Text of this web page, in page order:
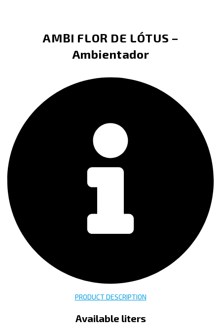
AMBI FLOR DE LÓTUS –
Ambientador
PRODUCT DESCRIPTION
Available liters